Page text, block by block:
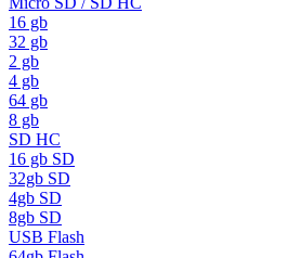
16 gb
32 gb
2 gb
4 gb
64 gb
8 gb
SD HC
16 gb SD
32gb SD
4gb SD
8gb SD
USB Flash